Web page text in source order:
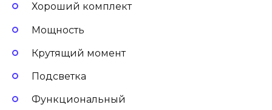
Хороший комплект
Мощность
Крутящий момент
Подсветка
Функциональный